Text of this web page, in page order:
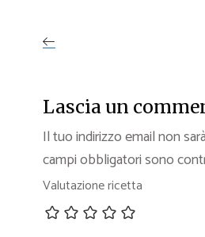
Lascia un
Il tuo indirizzo email non
campi obbligatori sono
Valutazione ricetta